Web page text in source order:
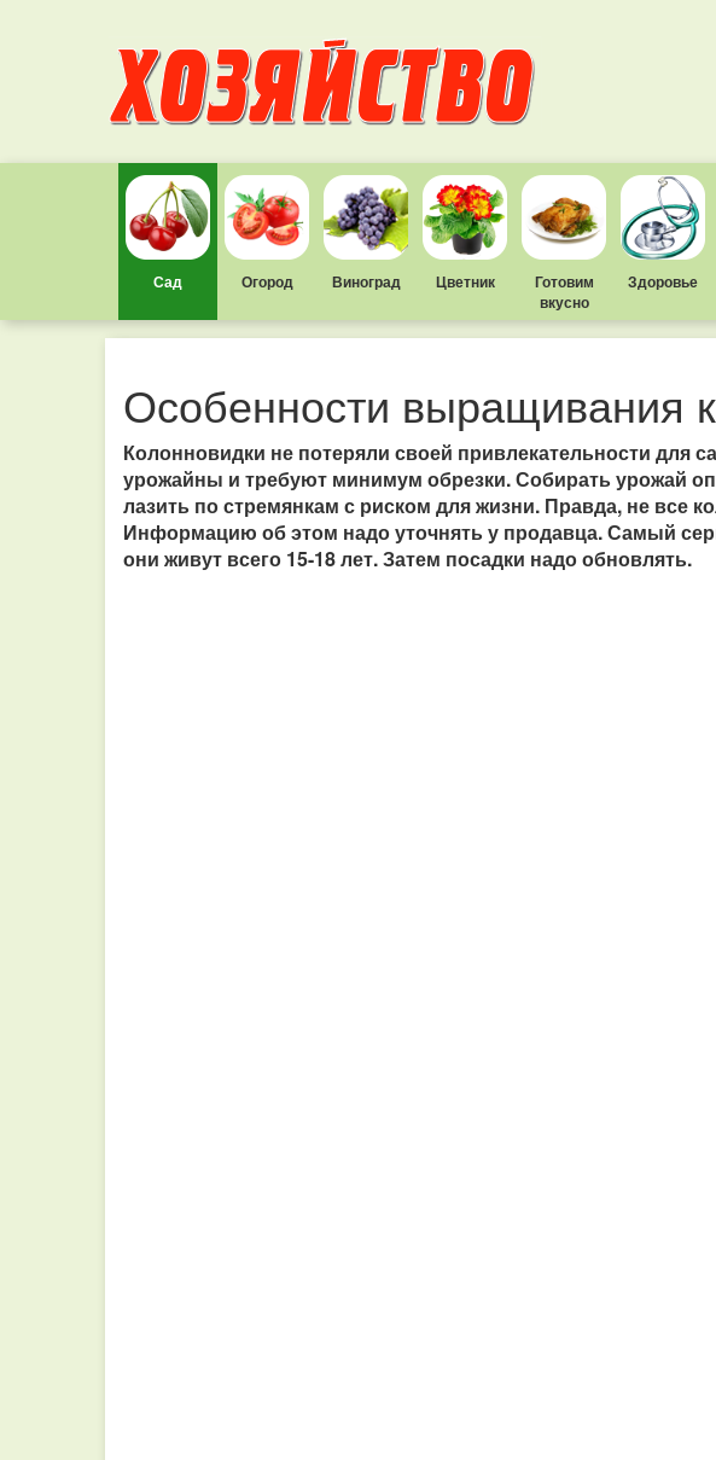
Сад Огород Виноград Цветник
Готовим
вкусно
Здоровье
Особенности выращивания
Колонновидки не потеряли своей привлекательности для
урожайны и требуют минимум обрезки. Собирать урожай
лазить по стремянкам с риском для жизни. Правда, не все
Информацию об этом надо уточнять у продавца. Самый
они живут всего 15-18 лет. Затем посадки надо обновлять.